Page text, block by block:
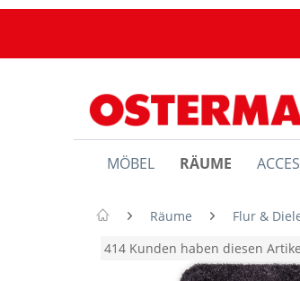
MÖBEL RÄUME
Räume Flur &
414 Kunden haben diesen